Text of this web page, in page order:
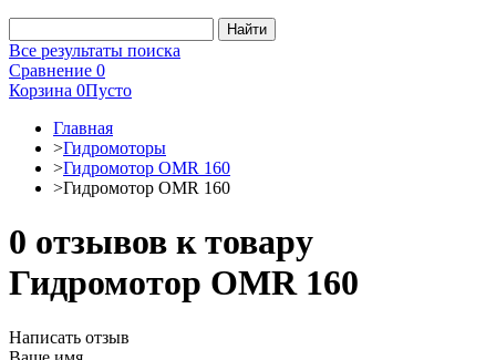
Все результаты поиска
Сравнение 0
Корзина 0Пусто
Главная
>Гидромоторы
>Гидромотор OMR 160
>Гидромотор OMR 160
0 отзывов к товару
Гидромотор OMR 160
Написать отзыв